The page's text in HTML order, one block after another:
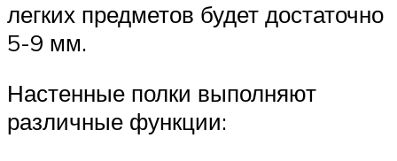
легких предметов будет достаточно
5-9 мм.
Настенные полки выполняют
различные функции: